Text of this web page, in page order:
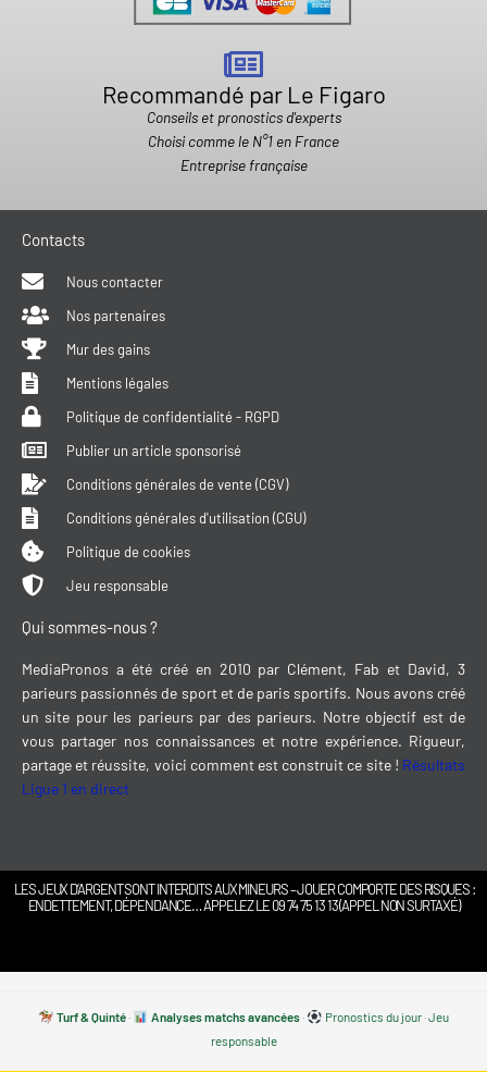
Recommandé par Le Figaro
Conseils et pronostics d'experts
Choisi comme le N°1 en France
Entreprise française
Contacts
Nous contacter
Nos partenaires
Mur des gains
Mentions légales
Politique de confidentialité - RGPD
Publier un article sponsorisé
Conditions générales de vente (CGV)
Conditions générales d'utilisation (CGU)
Politique de cookies
Jeu responsable
Qui sommes-nous ?
MediaPronos a été créé en 2010 par Clément, Fab et David, 3
parieurs passionnés de sport et de paris sportifs. Nous avons créé
un site pour les parieurs par des parieurs. Notre objectif est de
vous partager nos connaissances et notre expérience. Rigueur,
partage et réussite, voici comment est construit ce site ! Résultats
Ligue 1 en direct
LES JEUX D’ARGENT SONT INTERDITS AUX MINEURS – JOUER COMPORTE DES RISQUES :
ENDETTEMENT, DÉPENDANCE… APPELEZ LE 09 74 75 13 13 (APPEL NON SURTAXÉ)
Turf & Quinté· Analyses matchs avancées· Pronostics du jour·Jeu
responsable